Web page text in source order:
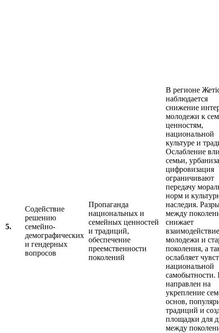
5.
Содействие
решению
семейно-
демографических
и гендерных
вопросов
Пропаганда
национальных и
семейных ценностей
и традиций,
обеспечение
преемственности
поколений
В регионе
наблюдается
снижение
молодежи к
ценностям,
национальной
культуре и
Ослабление
семьи,
цифровизация
ограничивают
передачу
норм и
наследия.
между
снижает
взаимодействие
молодежи и
поколения, а
ослабляет
национальной
самобытности.
направлен на
укрепление
основ,
традиций и
площадки для
между